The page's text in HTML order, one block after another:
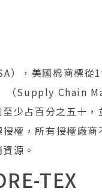
），美國棉商標
（Supply Chain
少占百分之五十
權，所有授權廠
源。
TEX